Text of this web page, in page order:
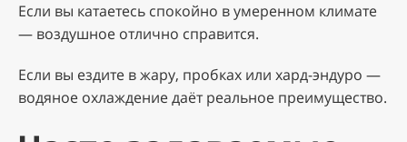
Если вы катаетесь спокойно в умеренном климате
— воздушное отлично справится.
Если вы ездите в жару, пробках или хард-эндуро —
водяное охлаждение даёт реальное преимущество.